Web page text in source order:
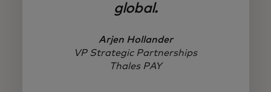
global.
Arjen Hollander
VP Strategic Partnerships
Thales PAY